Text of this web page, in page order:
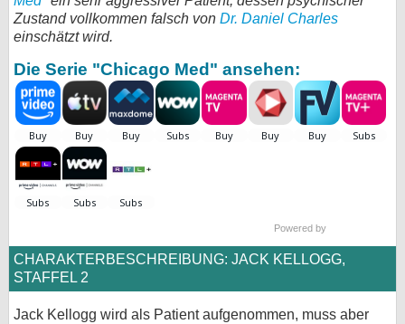
Zustand vollkommen falsch von Dr. Daniel Charles
einschätzt wird.
Die Serie "Chicago Med" ansehen:
Powered by
CHARAKTERBESCHREIBUNG: JACK KELLOGG,
STAFFEL 2
Jack Kellogg wird als Patient aufgenommen, muss aber
Specials
Gewinnspiele
Forum
Kontakt